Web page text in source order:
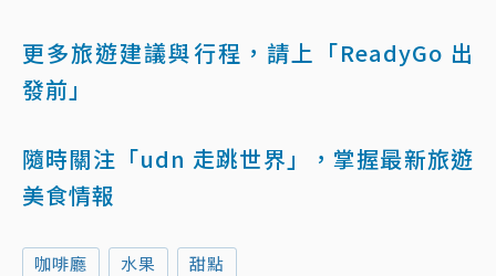
更多旅遊建議與行程，請上「ReadyGo 出
發前」
隨時關注「udn 走跳世界」，掌握最新旅遊
美食情報
咖啡廳 水果 甜點